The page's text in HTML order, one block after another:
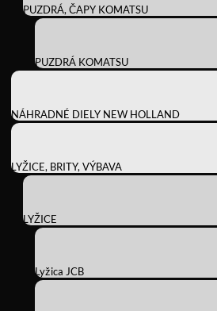
PUZDRÁ, ČAPY KOMATSU
PUZDRÁ KOMATSU
NÁHRADNÉ DIELY NEW HOLLAND
LYŽICE, BRITY, VÝBAVA
LYŽICE
Lyžica JCB